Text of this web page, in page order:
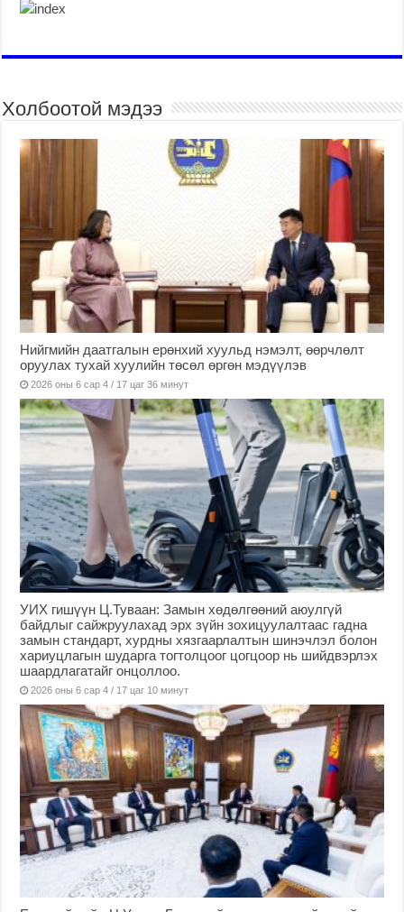
Холбоотой мэдээ
Нийгмийн даатгалын ерөнхий хуульд нэмэлт, өөрчлөлт
оруулах тухай хуулийн төсөл өргөн мэдүүлэв
2026 оны 6 сар 4 / 17 цаг 36 минут
УИХ гишүүн Ц.Туваан: Замын хөдөлгөөний аюулгүй
байдлыг сайжруулахад эрх зүйн зохицуулалтаас гадна
замын стандарт, хурдны хязгаарлалтын шинэчлэл болон
хариуцлагын шударга тогтолцоог цогцоор нь шийдвэрлэх
шаардлагатайг онцоллоо.
2026 оны 6 сар 4 / 17 цаг 10 минут